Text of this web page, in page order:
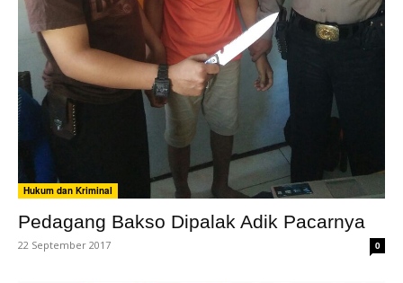
Hukum dan Kriminal
Pedagang Bakso Dipalak Adik Pacarnya
22 September 2017 0